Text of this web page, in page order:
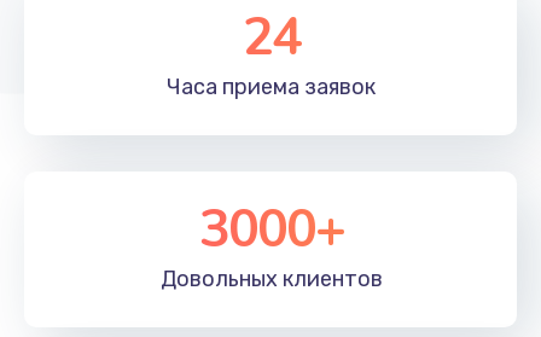
Заказать
Замена клавиатуры
1190 руб.
Замена корпуса
890 руб.
24
Часа приема заявок
3000+
Довольных клиентов